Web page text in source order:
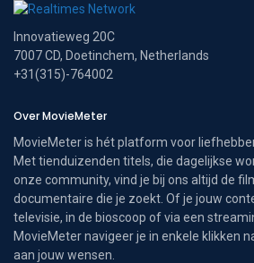
Innovatieweg 20C
7007 CD, Doetinchem, Netherlands
+31(315)-764002
Over MovieMeter
MovieMeter is hét platform voor
Met tienduizenden titels, die dagelijkse
onze community, vind je bij ons altijd de
documentaire die je zoekt. Of je jouw
televisie, in de bioscoop of via een
MovieMeter navigeer je in enkele klikken
aan jouw wensen.